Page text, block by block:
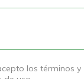
los términos y